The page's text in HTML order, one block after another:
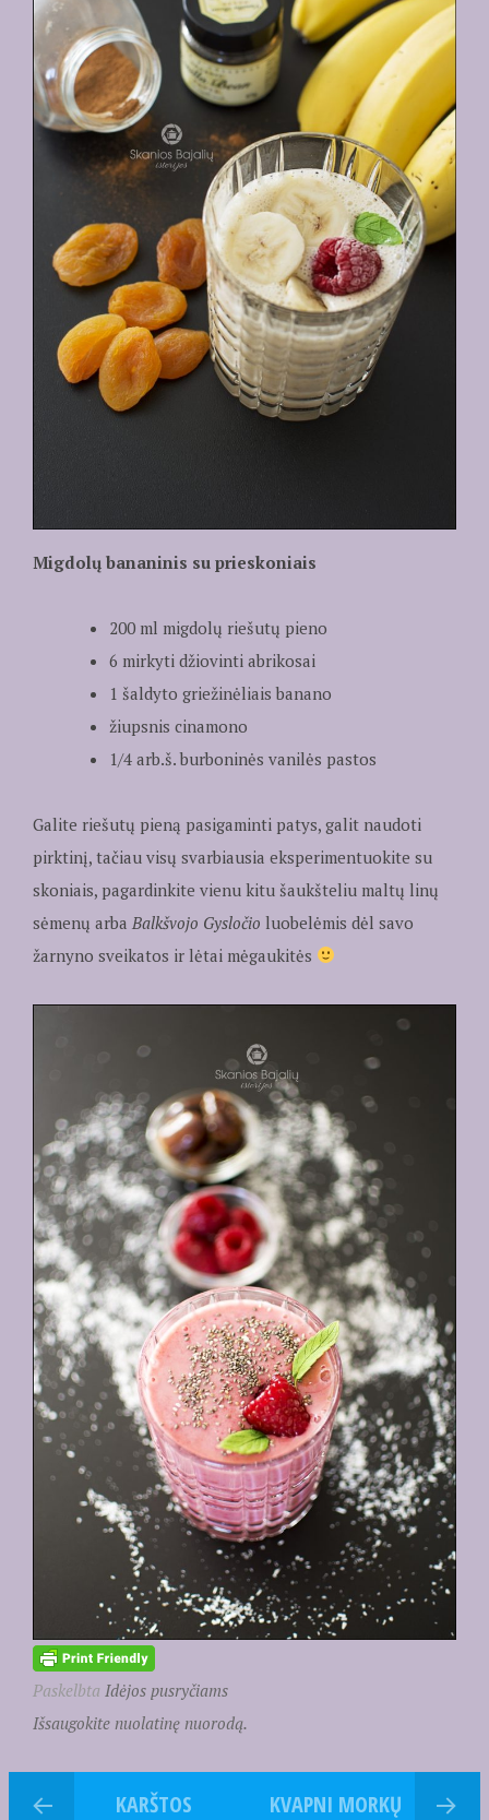
Migdolų bananinis su prieskoniais
200 ml migdolų riešutų pieno
6 mirkyti džiovinti abrikosai
1 šaldyto griežinėliais banano
žiupsnis cinamono
1/4 arb.š. burboninės vanilės pastos
Galite riešutų pieną pasigaminti patys, galit naudoti
pirktinį, tačiau visų svarbiausia eksperimentuokite su
skoniais, pagardinkite vienu kitu šaukšteliu maltų linų
sėmenų arba Balkšvojo Gysločio luobelėmis dėl savo
žarnyno sveikatos ir lėtai mėgaukitės
Paskelbta Idėjos pusryčiams
Išsaugokite nuolatinę nuorodą.
KARŠTOS
KVAPNI MORKŲ